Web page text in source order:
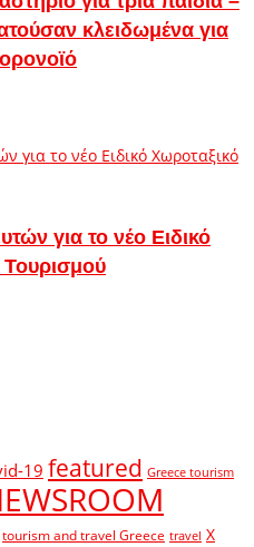
κλειδωμένα για
για το νέο Ειδικό
Τουρισμού
19 featured Greece tourism
tourism and travel Greece travel X